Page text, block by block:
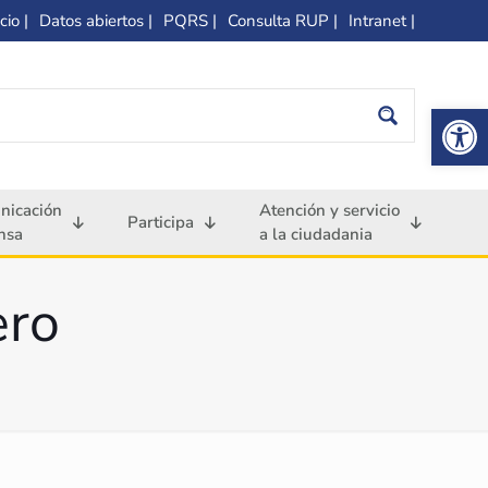
| Datos abiertos | PQRS | Consulta RUP | Intranet |
Participa
Atención y servicio
a la ciudadania